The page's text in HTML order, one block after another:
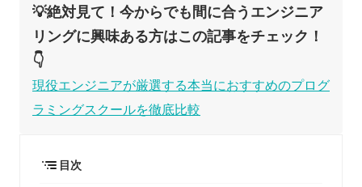
💡絶対見て！今からでも間に合うエンジニア
リングに興味ある方はこの記事をチェック！
👇
現役エンジニアが厳選する本当におすすめのプログ
ラミングスクールを徹底比較
目次